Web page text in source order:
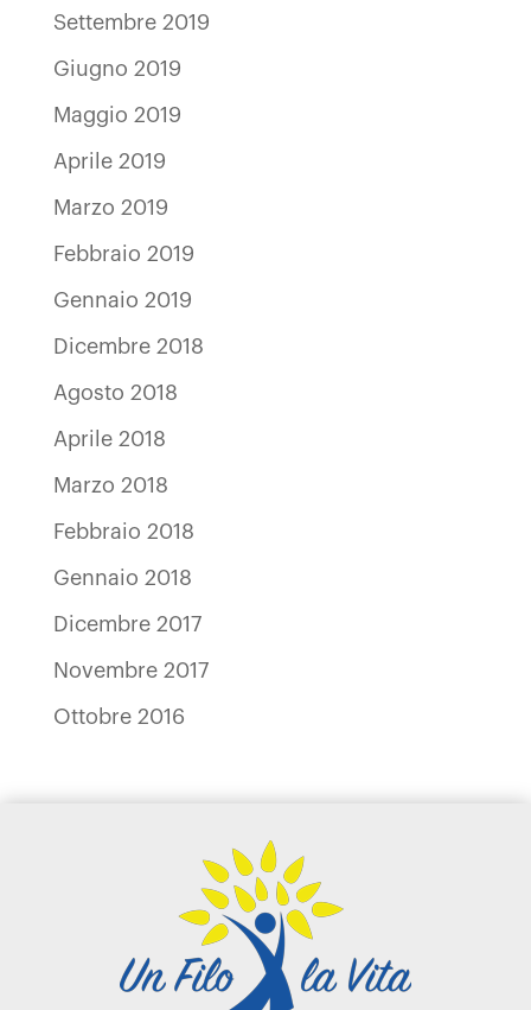
Settembre 2019
Giugno 2019
Maggio 2019
Aprile 2019
Marzo 2019
Febbraio 2019
Gennaio 2019
Dicembre 2018
Agosto 2018
Aprile 2018
Marzo 2018
Febbraio 2018
Gennaio 2018
Dicembre 2017
Novembre 2017
Ottobre 2016